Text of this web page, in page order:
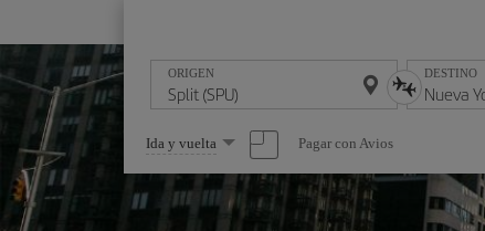
ORIGEN DESTINO
Seleccione
una
opción
Ida y vuelta Pagar con Avios